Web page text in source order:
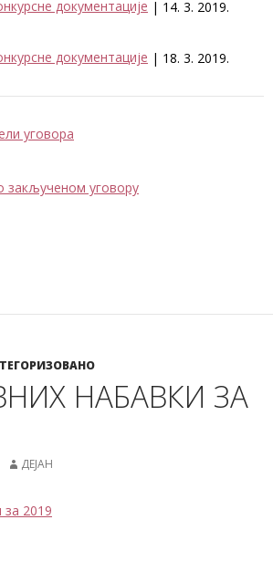
документације | 14. 3. 2019.
документације | 18. 3. 2019.
уговора
уговору
НАБАВКИ ЗА
ДЕЈАН
за 2019